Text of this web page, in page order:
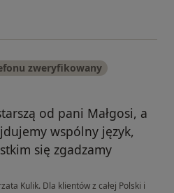
zweryfikowany
od pani Małgosi, a
wspólny język,
się zgadzamy
Kulik. Dla klientów z całej Polski i